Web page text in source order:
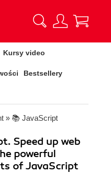
Kursy video
Bestsellery
» 📚 JavaScript
Speed up web
powerful
of JavaScript